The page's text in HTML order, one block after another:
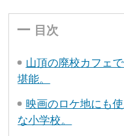
目次
山頂の廃校カフェ
堪能。
映画のロケ地にも
な小学校。